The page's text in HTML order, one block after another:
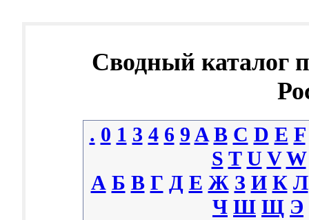
Сводный каталог
. 0 1 3 4 6 9 A B C D E F
S T U V W
А Б В Г Д Е Ж З И К Л
Ч Ш Щ Э